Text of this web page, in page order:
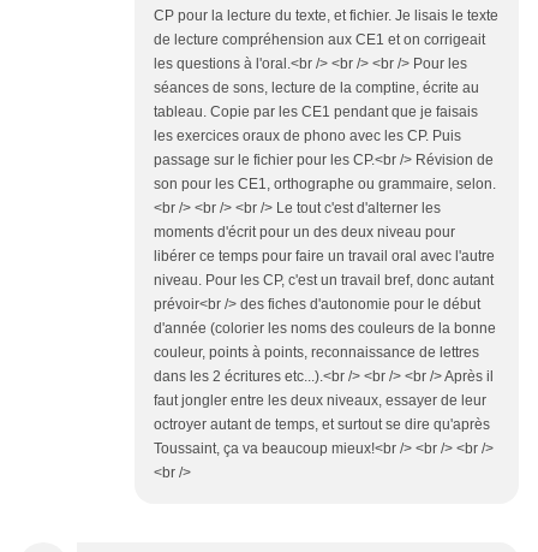
CP pour la lecture du texte, et fichier. Je lisais le texte
de lecture compréhension aux CE1 et on corrigeait
les questions à l'oral.<br /> <br /> <br /> Pour les
séances de sons, lecture de la comptine, écrite au
tableau. Copie par les CE1 pendant que je faisais
les exercices oraux de phono avec les CP. Puis
passage sur le fichier pour les CP.<br /> Révision de
son pour les CE1, orthographe ou grammaire, selon.
<br /> <br /> <br /> Le tout c'est d'alterner les
moments d'écrit pour un des deux niveau pour
libérer ce temps pour faire un travail oral avec l'autre
niveau. Pour les CP, c'est un travail bref, donc autant
prévoir<br /> des fiches d'autonomie pour le début
d'année (colorier les noms des couleurs de la bonne
couleur, points à points, reconnaissance de lettres
dans les 2 écritures etc...).<br /> <br /> <br /> Après il
faut jongler entre les deux niveaux, essayer de leur
octroyer autant de temps, et surtout se dire qu'après
Toussaint, ça va beaucoup mieux!<br /> <br /> <br />
<br />